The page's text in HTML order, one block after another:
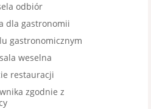
odbiór
dla gastronomii
gastronomicznym
weselna
restauracji
zgodnie z